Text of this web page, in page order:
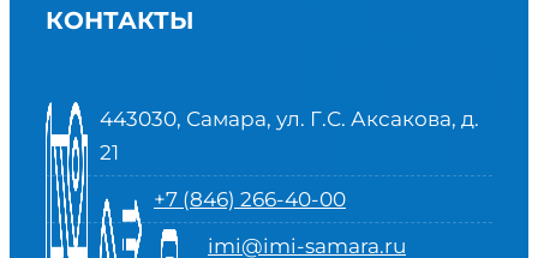
КОНТАКТЫ
443030, Самара, ул. Г.С. Аксакова, д.
21
+7 (846) 266-40-00
imi@imi-samara.ru